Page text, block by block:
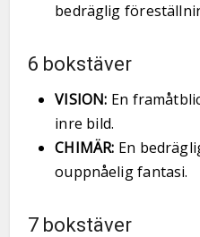
bedräglig
6 bokstäver
VISION: En
inre bild.
CHIMÄR: En
ouppnåelig fantasi.
7 bokstäver